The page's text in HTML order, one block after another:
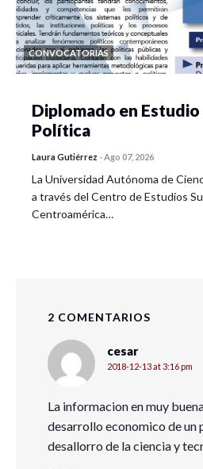
CONVOCATORIAS
Diplomado en
Política
Laura Gutiérrez -Ago 07, 2026
La Universidad Autónoma de
a través del Centro de Estudios
Centroamérica…
2 COMENTARIOS
cesar
2018-12-13 at 3:16 pm
La informacion en muy
desarrollo economico de un
desallorro de la ciencia y